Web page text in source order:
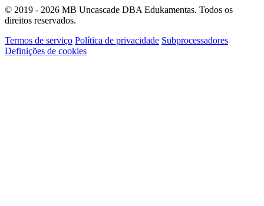
© 2019 - 2026 MB Uncascade DBA Edukamentas. Todos os
direitos reservados.
Termos de serviço Política de privacidade Subprocessadores
Definições de cookies